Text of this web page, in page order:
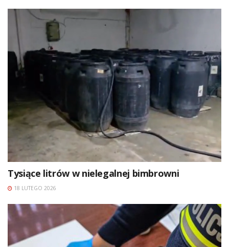
Tysiące litrów w nielegalnej bimbrowni
18 LUTEGO 2026